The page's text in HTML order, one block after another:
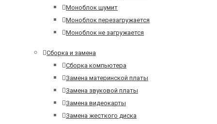
Моноблок шумит
Моноблок перезагружается
Моноблок не загружается
Сборка и замена
Сборка компьютера
Замена материнской платы
Замена звуковой платы
Замена видеокарты
Замена жесткого диска